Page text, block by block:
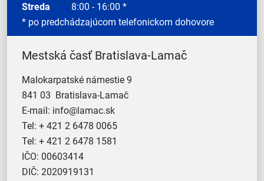
Streda 8:00 - 16:00 *
* po predchádzajúcom telefonickom dohovore
Mestská časť Bratislava-Lamač
Malokarpatské námestie 9
841 03 Bratislava-Lamač
E-mail: info@lamac.sk
Tel: + 421 2 6478 0065
Tel: + 421 2 6478 1581
IČO: 00603414
DIČ: 2020919131